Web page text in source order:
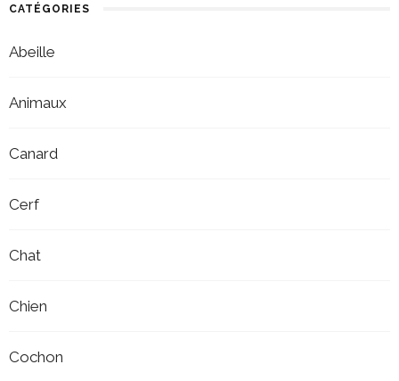
CATÉGORIES
Abeille
Animaux
Canard
Cerf
Chat
Chien
Cochon